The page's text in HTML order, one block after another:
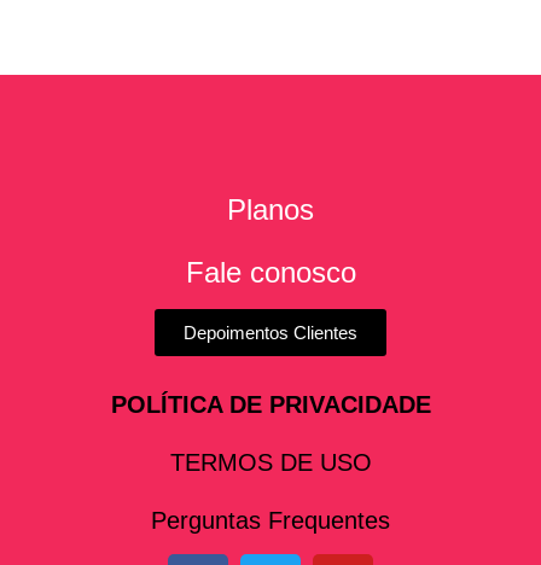
Planos
Fale conosco
Depoimentos Clientes
POLÍTICA DE PRIVACIDADE
TERMOS DE USO
Perguntas Frequentes